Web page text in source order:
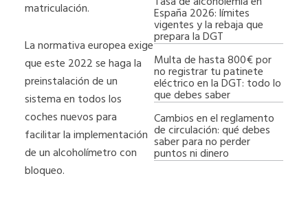
matriculación.
La normativa europea exige
que este 2022 se haga la
preinstalación de un
sistema en todos los
coches nuevos para
facilitar la implementación
de un alcoholímetro con
bloqueo.
España 2026: límites
vigentes y la rebaja que
prepara la DGT
Multa de hasta 800€ por
no registrar tu patinete
eléctrico en la DGT: todo lo
que debes saber
Cambios en el reglamento
de circulación: qué debes
saber para no perder
puntos ni dinero